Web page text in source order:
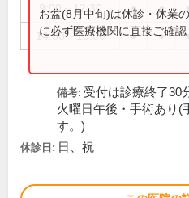
9:00～12:30 ● ●
14:30～18:00 ● ●
お盆(8月中旬)は休診・休業
に必ず医療機関に直接ご確認
備考: 受付は診療終了30
火曜日午後・手術あり(
す。)
休診日: 日、祝